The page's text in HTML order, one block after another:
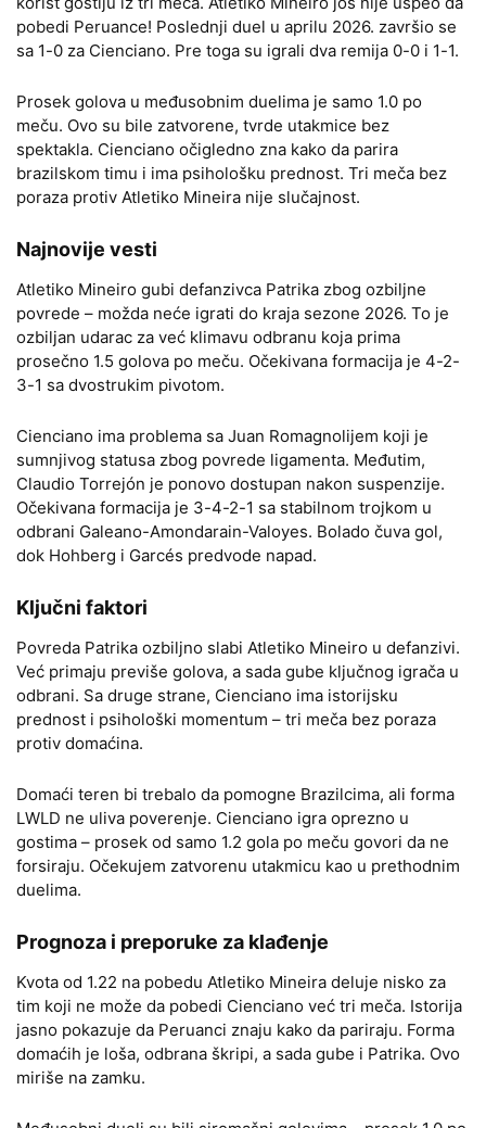
pobedi Peruance! Poslednji duel u aprilu 2026. završio se
sa 1-0 za Cienciano. Pre toga su igrali dva remija 0-0 i 1-1.
Prosek golova u međusobnim duelima je samo 1.0 po
meču. Ovo su bile zatvorene, tvrde utakmice bez
spektakla. Cienciano očigledno zna kako da parira
brazilskom timu i ima psihološku prednost. Tri meča bez
poraza protiv Atletiko Mineira nije slučajnost.
Najnovije vesti
Atletiko Mineiro gubi defanzivca Patrika zbog ozbiljne
povrede – možda neće igrati do kraja sezone 2026. To je
ozbiljan udarac za već klimavu odbranu koja prima
prosečno 1.5 golova po meču. Očekivana formacija je 4-2-
3-1 sa dvostrukim pivotom.
Cienciano ima problema sa Juan Romagnolijem koji je
sumnjivog statusa zbog povrede ligamenta. Međutim,
Claudio Torrejón je ponovo dostupan nakon suspenzije.
Očekivana formacija je 3-4-2-1 sa stabilnom trojkom u
odbrani Galeano-Amondarain-Valoyes. Bolado čuva gol,
dok Hohberg i Garcés predvode napad.
Ključni faktori
Povreda Patrika ozbiljno slabi Atletiko Mineiro u defanzivi.
Već primaju previše golova, a sada gube ključnog igrača u
odbrani. Sa druge strane, Cienciano ima istorijsku
prednost i psihološki momentum – tri meča bez poraza
protiv domaćina.
Domaći teren bi trebalo da pomogne Brazilcima, ali forma
LWLD ne ulivа poverenje. Cienciano igra oprezno u
gostima – prosek od samo 1.2 gola po meču govori da ne
forsiraju. Očekujem zatvorenu utakmicu kao u prethodnim
duelima.
Prognoza i preporuke za klađenje
Kvota od 1.22 na pobedu Atletiko Mineira deluje nisko za
tim koji ne može da pobedi Cienciano već tri meča. Istorija
jasno pokazuje da Peruanci znaju kako da pariraju. Forma
domaćih je loša, odbrana škripi, a sada gube i Patrika. Ovo
miriše na zamku.